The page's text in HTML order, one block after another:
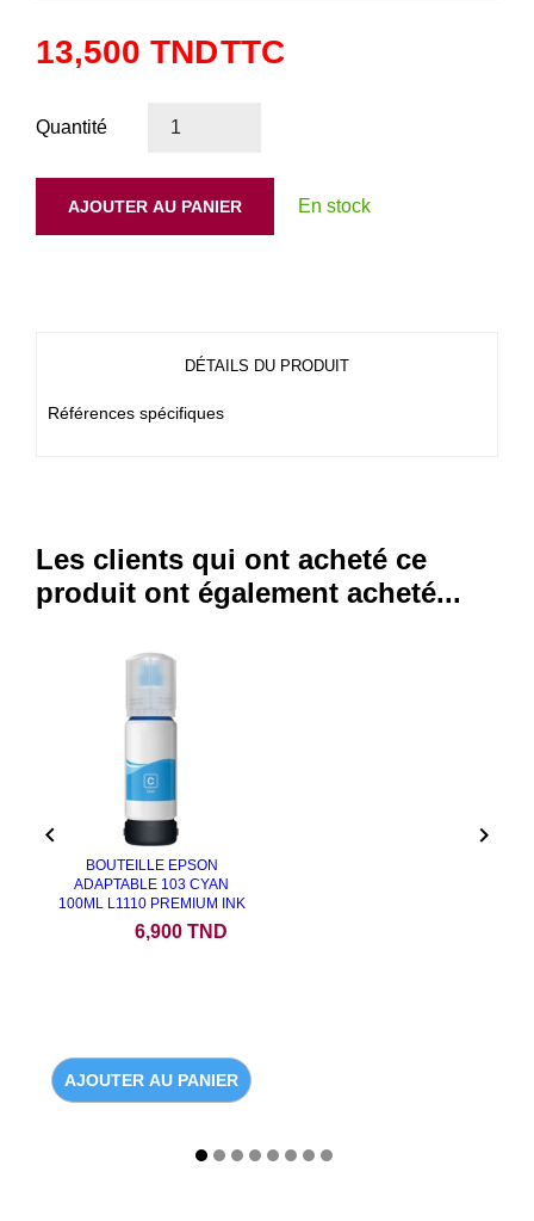
13,500 TNDTTC
Quantité
AJOUTER AU PANIER En stock
DÉTAILS DU PRODUIT
Références spécifiques
Les clients qui ont acheté ce
produit ont également acheté...
BOUTEILLE EPSON
ADAPTABLE 103 CYAN
100ML L1110 PREMIUM INK
6,900 TND
AJOUTER AU PANIER
 